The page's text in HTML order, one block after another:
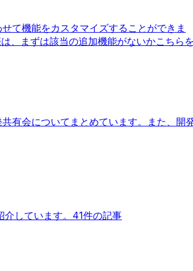
て機能をカスタマイズすることができま
、まずは該当の追加機能がないかこちら
有会についてまとめています。また、開
しています。 41件の記事